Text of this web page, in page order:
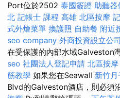
Port位於2502 泰國簽證 助聽器
北 記帳士 課程 高雄 北區按摩
式外燴菜單 換護照 自助餐 附近
seo company 外商投資設立公司
在受保護的內部水域Galveston
seo 社團法人登記申請 北區按摩
筋教學 如果您在Seawall 新竹
Blvd的Galveston酒店，則必須